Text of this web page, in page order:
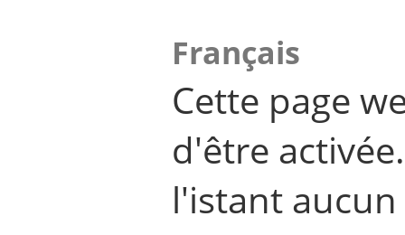
Français
Cette page
d'être
l'istant